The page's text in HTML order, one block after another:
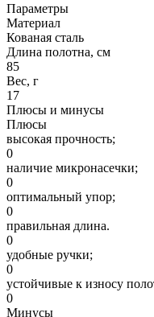
Параметры
Материал
Кованая сталь
Длина полотна, см
85
Вес, г
17
Плюсы и минусы
Плюсы
высокая прочность;
0
наличие микронасечки;
0
оптимальный упор;
0
правильная длина.
0
удобные ручки;
0
устойчивые к износу
0
Минусы